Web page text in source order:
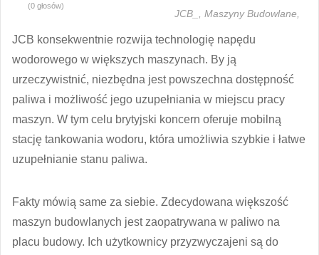
(0 głosów)
JCB_, Maszyny Budowlane,
JCB konsekwentnie rozwija technologię napędu
wodorowego w większych maszynach. By ją
urzeczywistnić, niezbędna jest powszechna dostępność
paliwa i możliwość jego uzupełniania w miejscu pracy
maszyn. W tym celu brytyjski koncern oferuje mobilną
stację tankowania wodoru, która umożliwia szybkie i łatwe
uzupełnianie stanu paliwa.
Fakty mówią same za siebie. Zdecydowana większość
maszyn budowlanych jest zaopatrywana w paliwo na
placu budowy. Ich użytkownicy przyzwyczajeni są do